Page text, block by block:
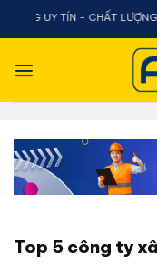
Chuyển
dung
TOÀN QUỐC
Top 5 công ty